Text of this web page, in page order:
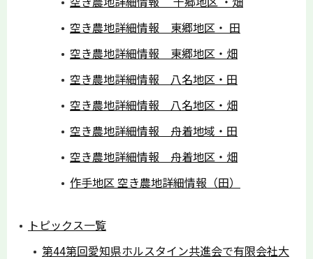
空き農地詳細情報 東郷地区・ 田
空き農地詳細情報 東郷地区・畑
空き農地詳細情報 八名地区・田
空き農地詳細情報 八名地区・畑
空き農地詳細情報 舟着地域・田
空き農地詳細情報 舟着地区・畑
作手地区 空き農地詳細情報（田）
トピックス一覧
第44第回愛知県ホルスタイン共進会で有限会社大